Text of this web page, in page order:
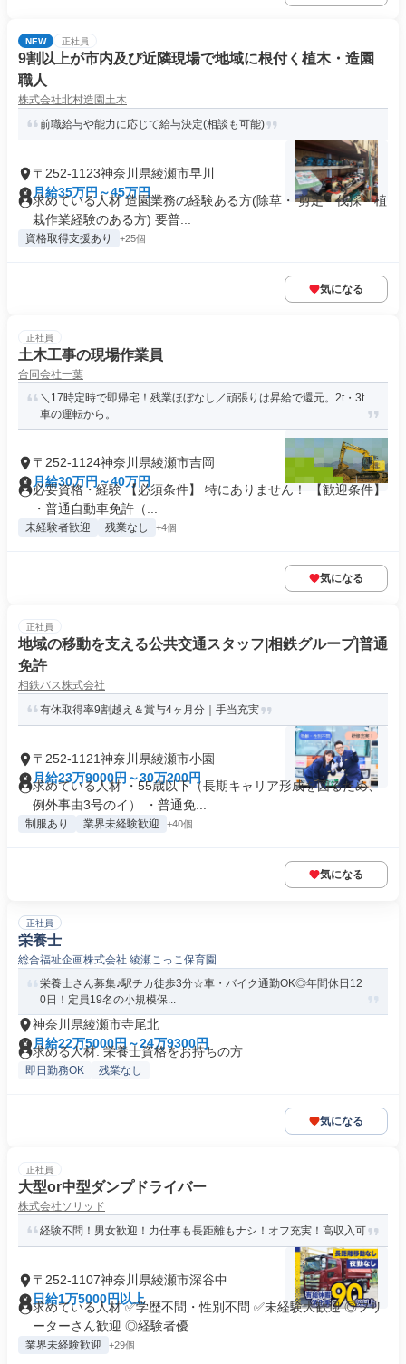
NEW 正社員
9割以上が市内及び近隣現場で地域に根付く植木・造園
職人
株式会社北村造園土木
前職給与や能力に応じて給与決定(相談も可能)
〒252-1123神奈川県綾瀬市早川
月給35万円～45万円
求めている人材 造園業務の経験ある方(除草・ 剪定・伐採・植
栽作業経験のある方) 要普...
資格取得支援あり +25個
気になる
正社員
土木工事の現場作業員
合同会社一葉
＼17時定時で即帰宅！残業ほぼなし／頑張りは昇給で還元。2t・3t
車の運転から。
〒252-1124神奈川県綾瀬市吉岡
月給30万円～40万円
必要資格・経験 【必須条件】 特にありません！ 【歓迎条件】
・普通自動車免許（...
未経験者歓迎 残業なし +4個
気になる
正社員
地域の移動を支える公共交通スタッフ|相鉄グループ|普通
免許
相鉄バス株式会社
有休取得率9割越え＆賞与4ヶ月分｜手当充実
〒252-1121神奈川県綾瀬市小園
月給23万9000円～30万200円
求めている人材 ・55歳以下（長期キャリア形成を図るため、
例外事由3号のイ） ・普通免...
制服あり 業界未経験歓迎 +40個
気になる
正社員
栄養士
総合福祉企画株式会社 綾瀬こっこ保育園
栄養士さん募集♪駅チカ徒歩3分☆車・バイク通勤OK◎年間休日12
0日！定員19名の小規模保...
神奈川県綾瀬市寺尾北
月給22万5000円～24万9300円
求める人材: 栄養士資格をお持ちの方
即日勤務OK 残業なし
気になる
正社員
大型or中型ダンプドライバー
株式会社ソリッド
経験不問！男女歓迎！力仕事も長距離もナシ！オフ充実！高収入可
〒252-1107神奈川県綾瀬市深谷中
日給1万5000円以上
求めている人材 ✅学歴不問・性別不問 ✅未経験大歓迎 ◎フリ
ーターさん歓迎 ◎経験者優...
業界未経験歓迎 +29個